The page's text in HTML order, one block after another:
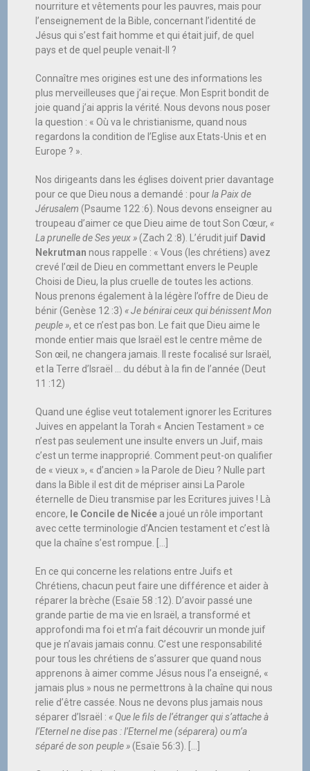
nourriture et vêtements pour les pauvres, mais pour
l’enseignement de la Bible, concernant l’identité de
Jésus qui s’est fait homme et qui était juif, de quel
pays et de quel peuple venait-Il ?
Connaître mes origines est une des informations les
plus merveilleuses que j’ai reçue. Mon Esprit bondit de
joie quand j’ai appris la vérité. Nous devons nous poser
la question : « Où va le christianisme, quand nous
regardons la condition de l’Eglise aux Etats-Unis et en
Europe ? ».
Nos dirigeants dans les églises doivent prier davantage
pour ce que Dieu nous a demandé : pourla Paix de
Jérusalem (Psaume 122 :6). Nous devons enseigner au
troupeau d’aimer ce que Dieu aime de tout Son Cœur, «
La prunelle de Ses yeux »(Zach 2 :8). L’érudit juif David
Nekrutman nous rappelle : « Vous (les chrétiens) avez
crevé l’œil de Dieu en commettant envers le Peuple
Choisi de Dieu, la plus cruelle de toutes les actions.
Nous prenons également à la légère l’offre de Dieu de
bénir (Genèse 12 :3) « Je bénirai ceux qui bénissent Mon
peuple », et ce n’est pas bon. Le fait que Dieu aime le
monde entier mais que Israël est le centre même de
Son œil, ne changera jamais. Il reste focalisé sur Israël,
et la Terre d’Israël … du début à la fin de l’année (Deut
11 :12)
Quand une église veut totalement ignorer les Ecritures
Juives en appelant la Torah « Ancien Testament » ce
n’est pas seulement une insulte envers un Juif, mais
c’est un terme inapproprié. Comment peut-on qualifier
de « vieux », « d’ancien » la Parole de Dieu ? Nulle part
dans la Bible il est dit de mépriser ainsi La Parole
éternelle de Dieu transmise par les Ecritures juives ! Là
encore, le Concile de Nicée a joué un rôle important
avec cette terminologie d’Ancien testament et c’est là
que la chaîne s’est rompue. […]
En ce qui concerne les relations entre Juifs et
Chrétiens, chacun peut faire une différence et aider à
réparer la brèche (Esaïe 58 :12). D’avoir passé une
grande partie de ma vie en Israël, a transformé et
approfondi ma foi et m’a fait découvrir un monde juif
que je n’avais jamais connu. C’est une responsabilité
pour tous les chrétiens de s’assurer que quand nous
apprenons à aimer comme Jésus nous l’a enseigné, «
jamais plus » nous ne permettrons à la chaîne qui nous
relie d’être cassée. Nous ne devons plus jamais nous
séparer d’Israël : « Que le fils de l’étranger qui s’attache à
l’Eternel ne dise pas : l’Eternel me (séparera) ou m’a
séparé de son peuple »(Esaïe 56:3). […]